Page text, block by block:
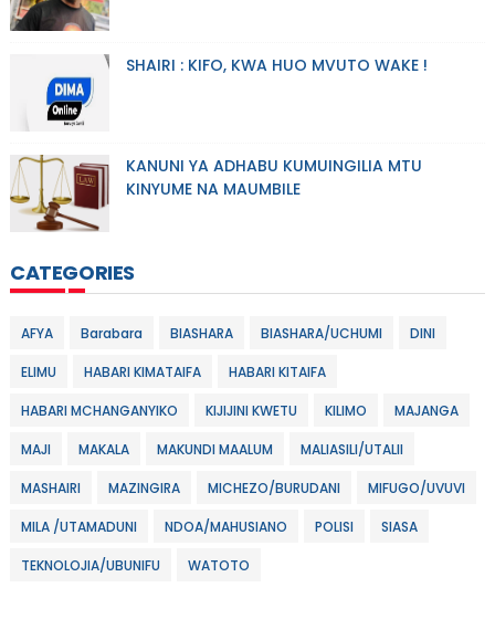
SHAIRI : KIFO, KWA HUO MVUTO WAKE !
KANUNI YA ADHABU KUMUINGILIA MTU
KINYUME NA MAUMBILE
CATEGORIES
AFYA Barabara BIASHARA BIASHARA/UCHUMI DINI
ELIMU HABARI KIMATAIFA HABARI KITAIFA
HABARI MCHANGANYIKO KIJIJINI KWETU KILIMO MAJANGA
MAJI MAKALA MAKUNDI MAALUM MALIASILI/UTALII
MASHAIRI MAZINGIRA MICHEZO/BURUDANI MIFUGO/UVUVI
MILA /UTAMADUNI NDOA/MAHUSIANO POLISI SIASA
TEKNOLOJIA/UBUNIFU WATOTO